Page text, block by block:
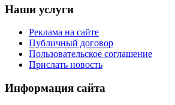
Наши услуги
Реклама на сайте
Публичный договор
Пользовательское соглашение
Прислать новость
Информация сайта